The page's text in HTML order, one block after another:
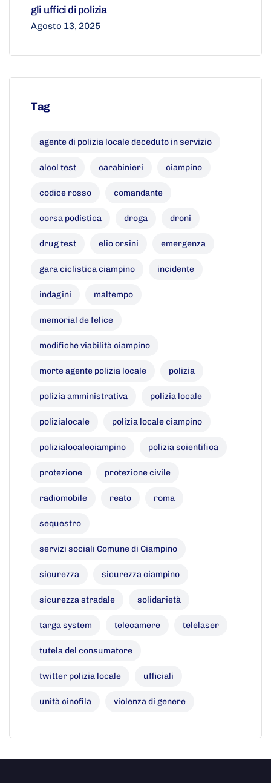
gli uffici di polizia
Agosto 13, 2025
Tag
agente di polizia locale deceduto in servizio
alcol test carabinieri ciampino
codice rosso comandante
corsa podistica droga droni
drug test elio orsini emergenza
gara ciclistica ciampino incidente
indagini maltempo
memorial de felice
modifiche viabilità ciampino
morte agente polizia locale polizia
polizia amministrativa polizia locale
polizialocale polizia locale ciampino
polizialocaleciampino polizia scientifica
protezione protezione civile
radiomobile reato roma
sequestro
servizi sociali Comune di Ciampino
sicurezza sicurezza ciampino
sicurezza stradale solidarietà
targa system telecamere telelaser
tutela del consumatore
twitter polizia locale ufficiali
unità cinofila violenza di genere